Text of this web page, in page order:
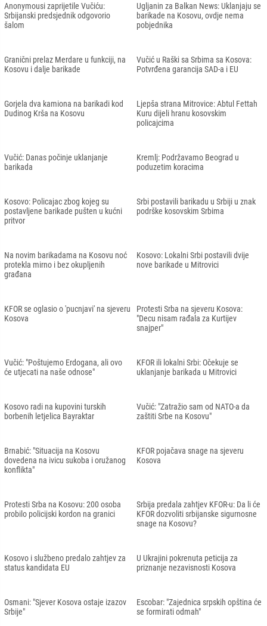
Anonymousi zaprijetile Vučiću:
Srbijanski predsjednik odgovorio
šalom
Ugljanin za Balkan News: Uklanjaju se
barikade na Kosovu, ovdje nema
pobjednika
Granični prelaz Merdare u funkciji, na
Kosovu i dalje barikade
Vučić u Raški sa Srbima sa Kosova:
Potvrđena garancija SAD-a i EU
Gorjela dva kamiona na barikadi kod
Dudinog Krša na Kosovu
Ljepša strana Mitrovice: Abtul Fettah
Kuru dijeli hranu kosovskim
policajcima
Vučić: Danas počinje uklanjanje
barikada
Kremlj: Podržavamo Beograd u
poduzetim koracima
Kosovo: Policajac zbog kojeg su
postavljene barikade pušten u kućni
pritvor
Srbi postavili barikadu u Srbiji u znak
podrške kosovskim Srbima
Na novim barikadama na Kosovu noć
protekla mirno i bez okupljenih
građana
Kosovo: Lokalni Srbi postavili dvije
nove barikade u Mitrovici
KFOR se oglasio o 'pucnjavi' na sjeveru
Kosova
Protesti Srba na sjeveru Kosova:
"Decu nisam rađala za Kurtijev
snajper"
Vučić: "Poštujemo Erdogana, ali ovo
će utjecati na naše odnose"
KFOR ili lokalni Srbi: Očekuje se
uklanjanje barikada u Mitrovici
Kosovo radi na kupovini turskih
borbenih letjelica Bayraktar
Vučić: "Zatražio sam od NATO-a da
zaštiti Srbe na Kosovu"
Brnabić: "Situacija na Kosovu
dovedena na ivicu sukoba i oružanog
konflikta"
KFOR pojačava snage na sjeveru
Kosova
Protesti Srba na Kosovu: 200 osoba
probilo policijski kordon na granici
Srbija predala zahtjev KFOR-u: Da li će
KFOR dozvoliti srbijanske sigurnosne
snage na Kosovu?
Kosovo i službeno predalo zahtjev za
status kandidata EU
U Ukrajini pokrenuta peticija za
priznanje nezavisnosti Kosova
Osmani: "Sjever Kosova ostaje izazov
Srbije"
Escobar: "Zajednica srpskih opština će
se formirati odmah"